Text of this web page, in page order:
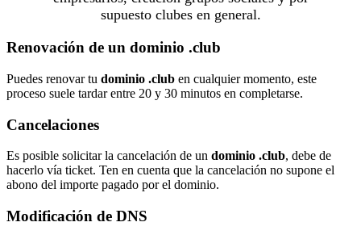
supuesto clubes en general.
Renovación de un dominio .club
Puedes renovar tu dominio .club en cualquier momento, este
proceso suele tardar entre 20 y 30 minutos en completarse.
Cancelaciones
Es posible solicitar la cancelación de un dominio .club, debe de
hacerlo vía ticket. Ten en cuenta que la cancelación no supone el
abono del importe pagado por el dominio.
Modificación de DNS